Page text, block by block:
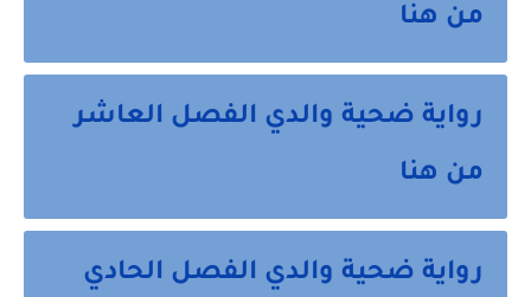
من هنا
رواية ضحية والدي الفصل العاشر
من هنا
رواية ضحية والدي الفصل الحادي